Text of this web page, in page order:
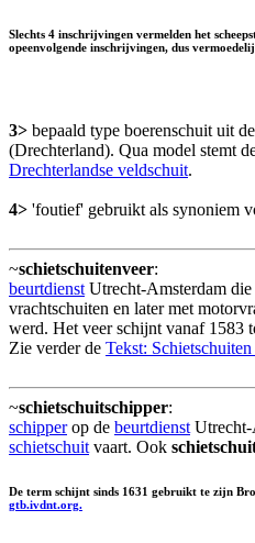
Slechts 4 inschrijvingen vermelden het
opeenvolgende inschrijvingen, dus
3> bepaald type boerenschuit uit
(Drechterland). Qua model stemt
Drechterlandse veldschuit.
4> 'foutief' gebruikt als synoniem
~schietschuitenveer:
beurtdienst Utrecht-Amsterdam die
vrachtschuiten en later met
werd. Het veer schijnt vanaf 1583
Zie verder de Tekst:
~schietschuitschipper:
schipperop de beurtdienst Utrecht-
schietschuit vaart. Ook
De term schijnt sinds 1631 gebruikt te zijn
gtb.ivdnt.org.